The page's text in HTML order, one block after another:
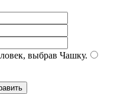
выбрав Чашку.